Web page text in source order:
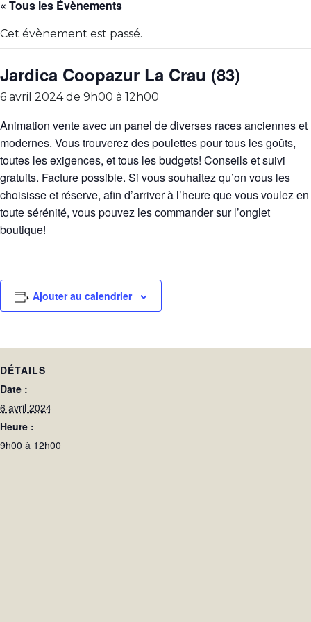
« Tous les Évènements
Cet évènement est passé.
Jardica Coopazur La Crau (83)
6 avril 2024 de 9h00 à 12h00
Animation vente avec un panel de diverses races anciennes et
modernes. Vous trouverez des poulettes pour tous les goûts,
toutes les exigences, et tous les budgets! Conseils et suivi
gratuits. Facture possible. Si vous souhaitez qu’on vous les
choisisse et réserve, afin d’arriver à l’heure que vous voulez en
toute sérénité, vous pouvez les commander sur l’onglet
boutique!
Ajouter au calendrier
DÉTAILS
Date :
6 avril 2024
Heure :
9h00 à 12h00